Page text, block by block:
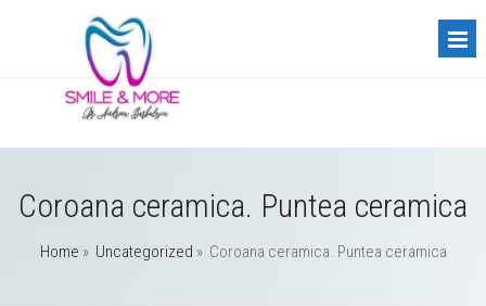
Coroana ceramica. Puntea ceramica
Home » Uncategorized » Coroana ceramica. Puntea ceramica